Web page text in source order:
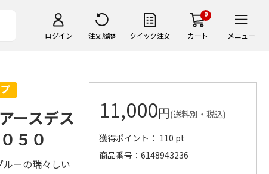
ログイン 注文履歴 クイック注文
0
カート メニュー
ースデス
５０
ーの瑞々しい
11,000円(送料別・税込)
獲得ポイント： 110 pt
商品番号
6148943236